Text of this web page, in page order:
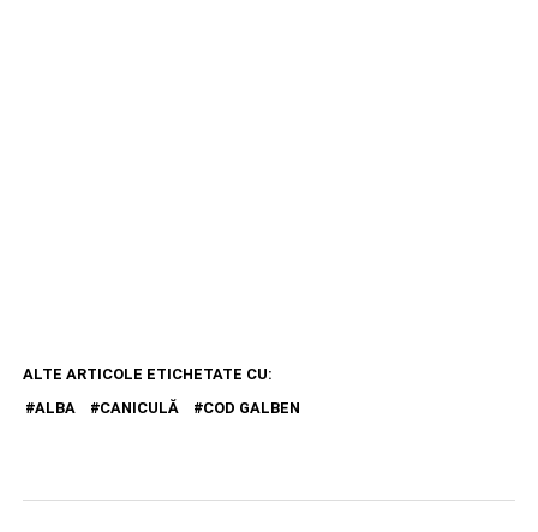
ALTE ARTICOLE ETICHETATE CU:
ALBA
CANICULĂ COD GALBEN